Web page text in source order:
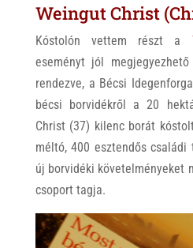
Weingut Christ
Kóstolón vettem részt a
eseményt jól
rendezve, a Bécsi
bécsi borvidékről a 20
Christ (37) kilenc borát
méltó, 400 esztendős
új borvidéki követelményeket
csoport tagja.